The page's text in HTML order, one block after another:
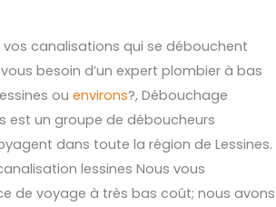
canalisations qui se débouchent
besoin d’un expert plombier à bas
ou environs?, Débouchage
est un groupe de déboucheurs
dans toute la région de Lessines.
lessines Nous vous
de voyage à très bas coût; nous avons